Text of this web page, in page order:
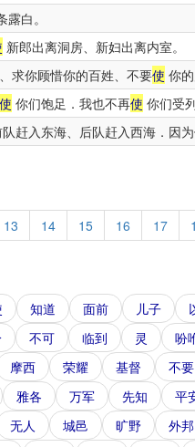
露白。
新郎出离洞房、新妇出离内室。
求你顾惜你的百姓、不要使 你
使 你们饱足．我也不再使 你们受
赶入东海、后队赶入西海．因
13 14 15 16 17
知道 面前 儿子
不可 临到 灵 吩
摩西 荣耀 基督 不要
雅各 万军 先知 平
无人 城邑 旷野 外邦